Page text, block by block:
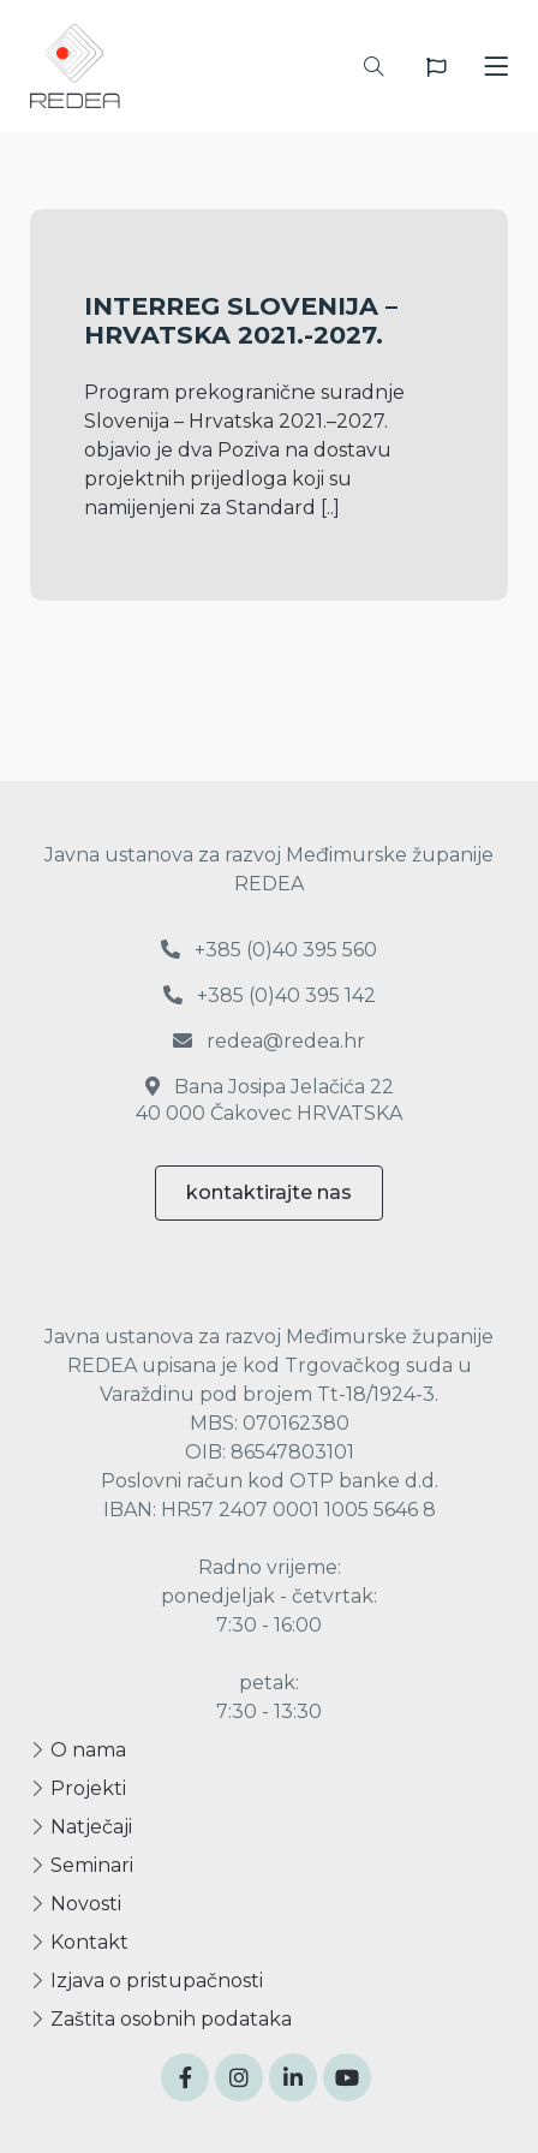
INTERREG SLOVENIJA –
HRVATSKA 2021.-2027.
Program prekogranične suradnje
Slovenija – Hrvatska 2021.–2027.
objavio je dva Poziva na dostavu
projektnih prijedloga koji su
namijenjeni za Standard [..]
Javna ustanova za razvoj Međimurske županije
REDEA
+385 (0)40 395 560
+385 (0)40 395 142
redea@redea.hr
Bana Josipa Jelačića 22
40 000 Čakovec HRVATSKA
kontaktirajte nas
Javna ustanova za razvoj Međimurske županije
REDEA upisana je kod Trgovačkog suda u
Varaždinu pod brojem Tt-18/1924-3.
MBS: 070162380
OIB: 86547803101
Poslovni račun kod OTP banke d.d.
IBAN: HR57 2407 0001 1005 5646 8
Radno vrijeme:
ponedjeljak - četvrtak:
7:30 - 16:00
petak:
7:30 - 13:30
O nama
Projekti
Natječaji
Seminari
Novosti
Kontakt
Izjava o pristupačnosti
Zaštita osobnih podataka